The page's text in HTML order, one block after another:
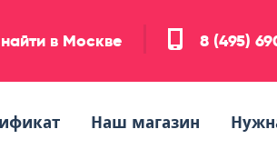
в Москве 8 (495)
Наш магазин